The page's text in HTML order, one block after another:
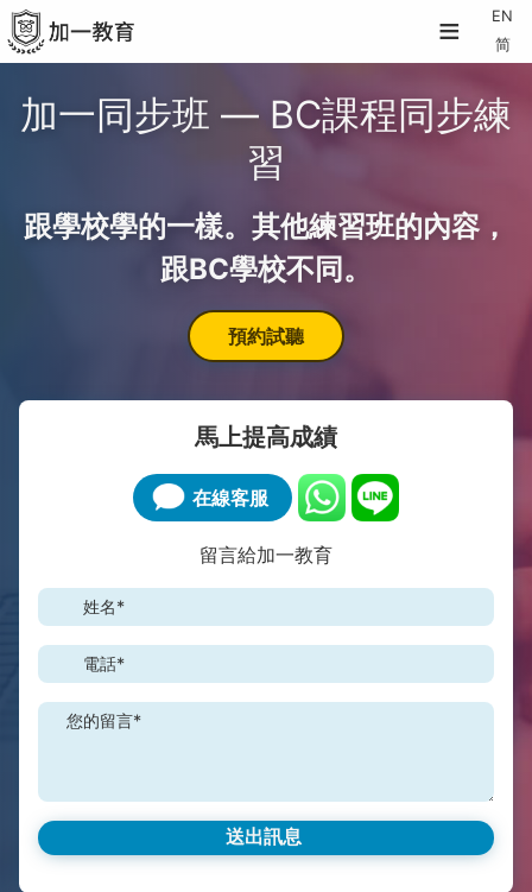
≡
EN
简
加一同步班 — BC課程同步練
習
跟學校學的一樣。其他練習班的內容，
跟BC學校不同。
預約試聽
馬上提高成績
在線客服
留言給加一教育
姓名*
電話*
您的留言*